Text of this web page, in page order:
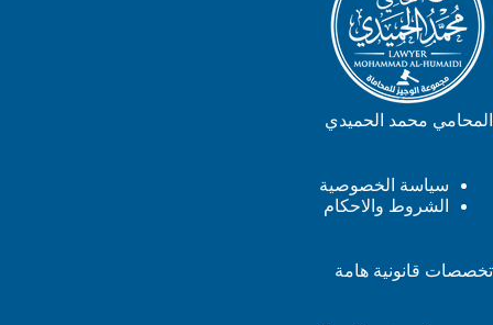
المحامي محمد الحميدي
سياسة الخصوصية
الشروط والاحكام
تخصصات قانونية هامة